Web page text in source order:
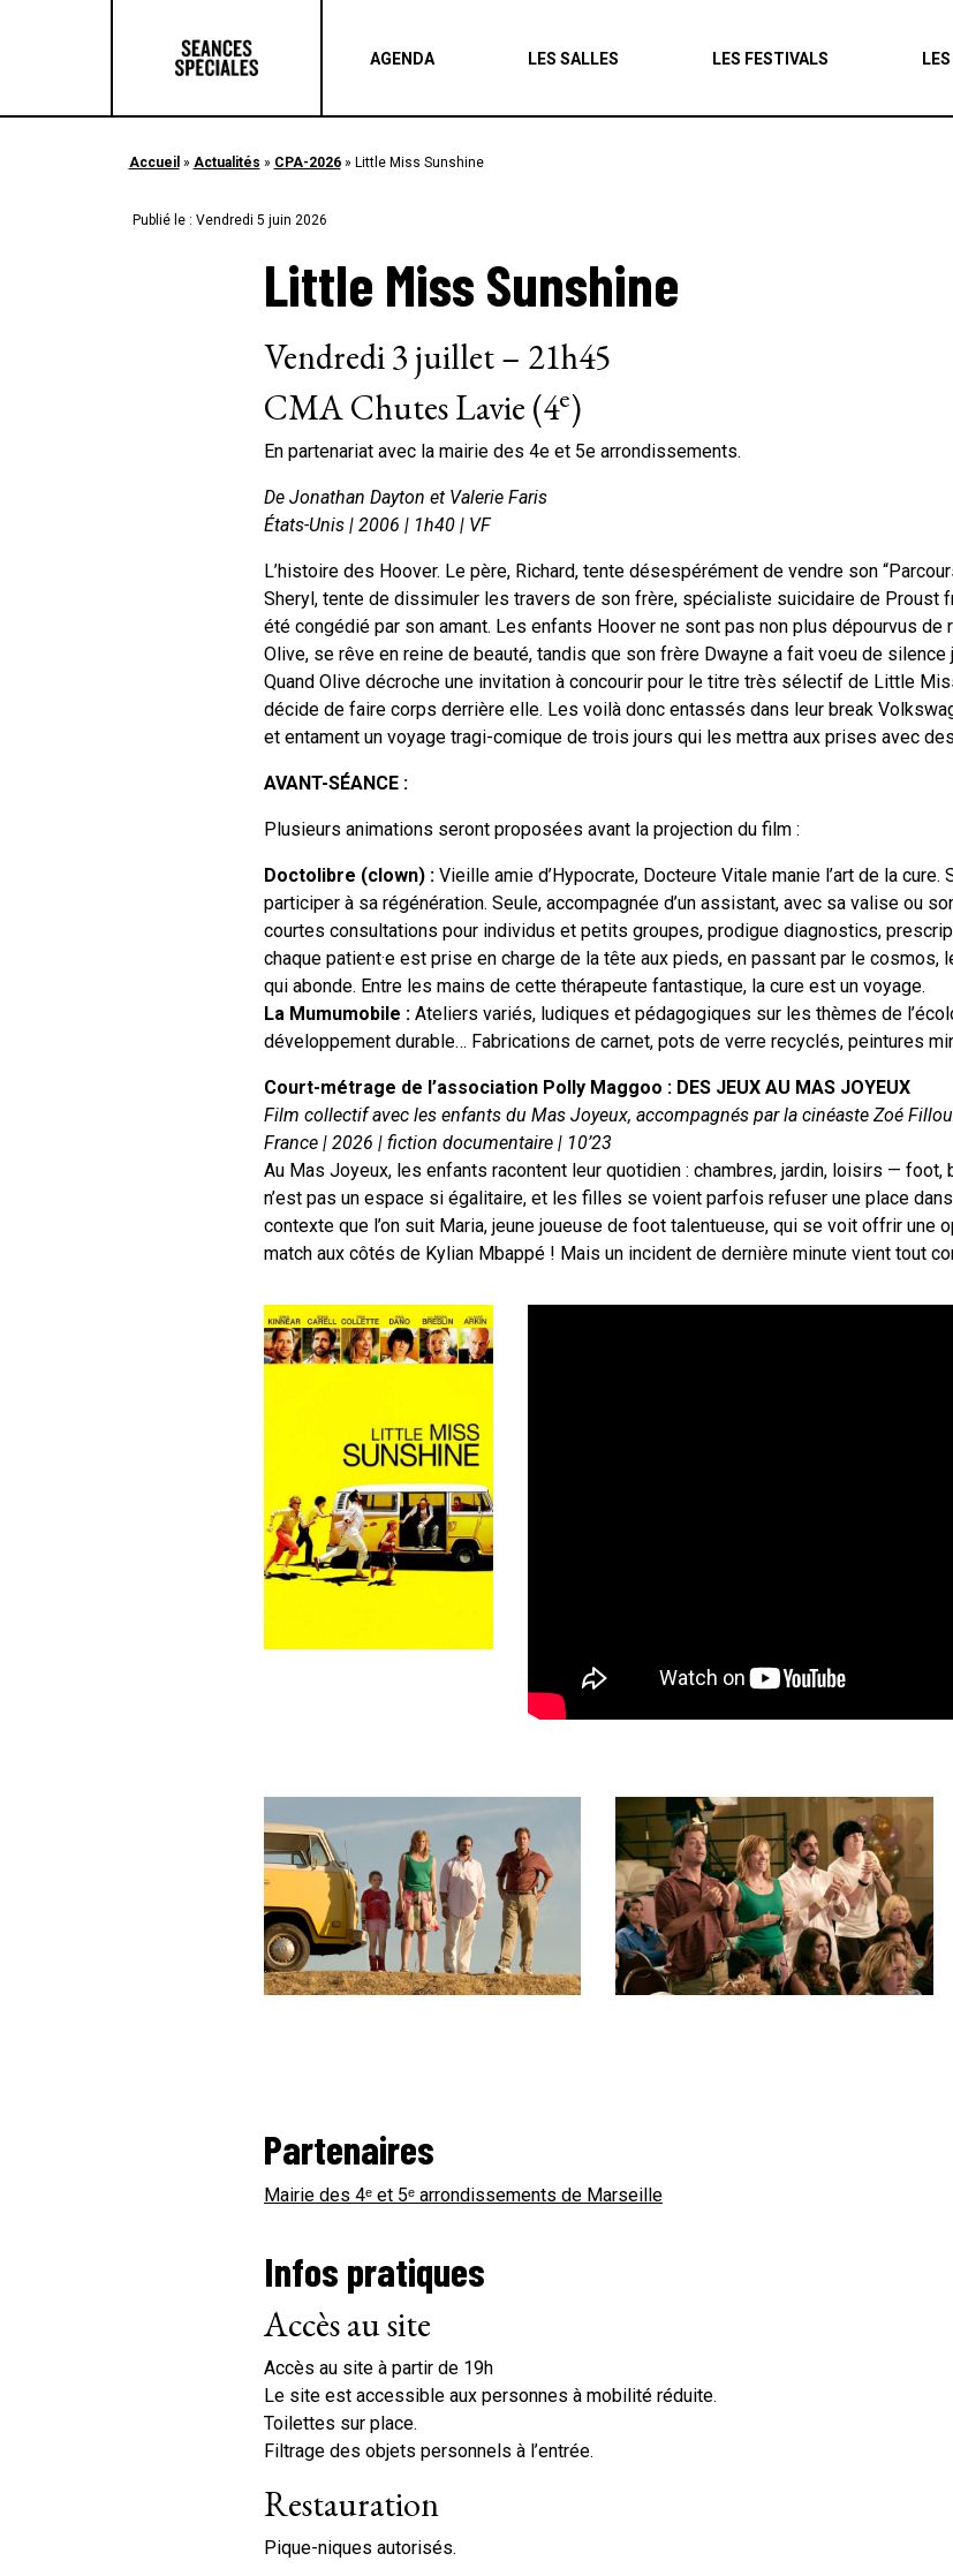
AGENDA LES SALLES LES FESTIVALS
Accueil » Actualités » CPA-2026» Little Miss Sunshine
Publié le : Vendredi 5 juin 2026
Little Miss Sunshine
Vendredi 3 juillet – 21h45
CMA Chutes Lavie (4e)
En partenariat avec la mairie des 4e et 5e arrondissements.
De Jonathan Dayton et Valerie Faris
États-Unis | 2006 | 1h40 | VF
L’histoire des Hoover. Le père, Richard, tente désespérément de vendre son
Sheryl, tente de dissimuler les travers de son frère, spécialiste suicidaire de Proust
été congédié par son amant. Les enfants Hoover ne sont pas non plus dépourvus
Olive, se rêve en reine de beauté, tandis que son frère Dwayne a fait voeu de silence
Quand Olive décroche une invitation à concourir pour le titre très sélectif de Little
décide de faire corps derrière elle. Les voilà donc entassés dans leur break
et entament un voyage tragi-comique de trois jours qui les mettra aux prises avec
AVANT-SÉANCE :
Plusieurs animations seront proposées avant la projection du film :
Doctolibre (clown) : Vieille amie d’Hypocrate, Docteure Vitale manie l’art de la
participer à sa régénération. Seule, accompagnée d’un assistant, avec sa valise ou
courtes consultations pour individus et petits groupes, prodigue diagnostics,
chaque patient·e est prise en charge de la tête aux pieds, en passant par le cosmos,
qui abonde. Entre les mains de cette thérapeute fantastique, la cure est un voyage.
La Mumumobile : Ateliers variés, ludiques et pédagogiques sur les thèmes de
développement durable… Fabrications de carnet, pots de verre recyclés, peintures
Court-métrage de l’association Polly Maggoo : DES JEUX AU MAS JOYEUX
Film collectif avec les enfants du Mas Joyeux, accompagnés par la cinéaste Zoé
France | 2026 | fiction documentaire | 10’23
Au Mas Joyeux, les enfants racontent leur quotidien : chambres, jardin, loisirs — foot,
n’est pas un espace si égalitaire, et les filles se voient parfois refuser une place
contexte que l’on suit Maria, jeune joueuse de foot talentueuse, qui se voit offrir une
match aux côtés de Kylian Mbappé ! Mais un incident de dernière minute vient tout
Partenaires
Mairie des 4ᵉ et 5ᵉ arrondissements de Marseille
Infos pratiques
Accès au site
Accès au site à partir de 19h
Le site est accessible aux personnes à mobilité réduite.
Toilettes sur place.
Filtrage des objets personnels à l’entrée.
Restauration
Pique-niques autorisés.